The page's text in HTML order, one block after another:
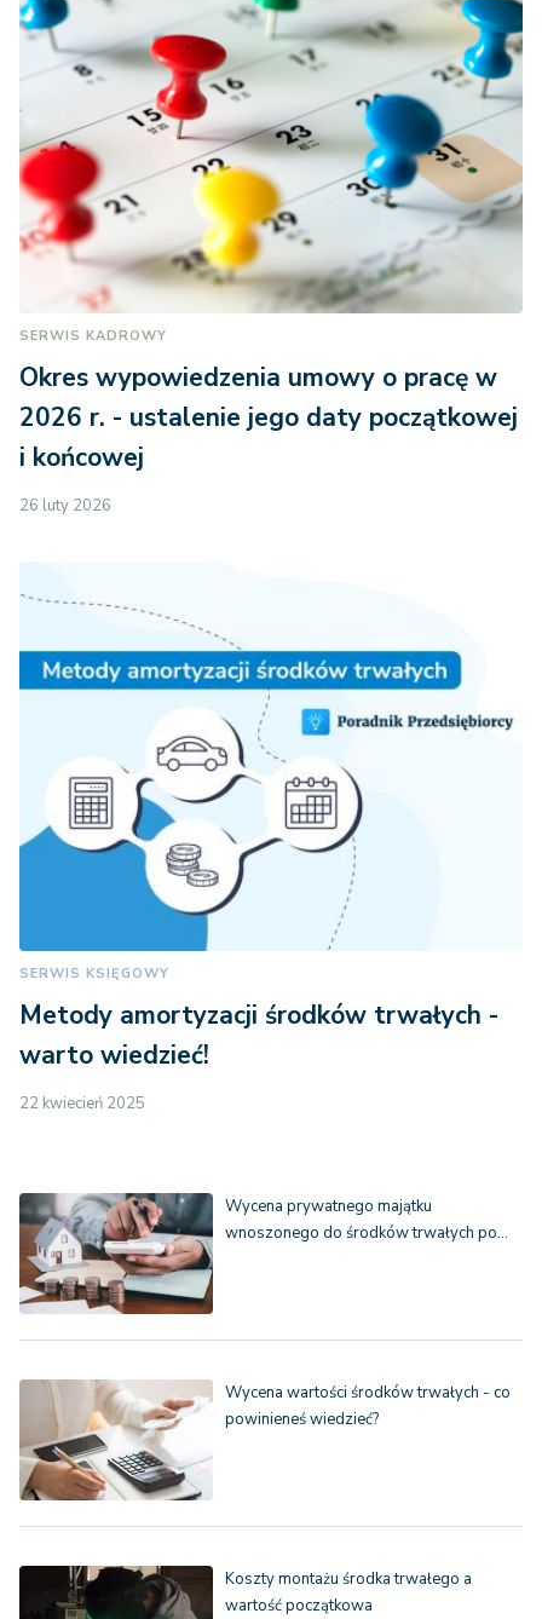
SERWIS KADROWY
Okres wypowiedzenia umowy o pracę w
2026 r. - ustalenie jego daty początkowej
i końcowej
26 luty 2026
SERWIS KSIĘGOWY
Metody amortyzacji środków trwałych -
warto wiedzieć!
22 kwiecień 2025
Wycena prywatnego majątku
wnoszonego do środków trwałych po…
Wycena wartości środków trwałych - co
powinieneś wiedzieć?
Koszty montażu środka trwałego a
wartość początkowa